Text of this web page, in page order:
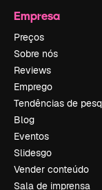
Empresa
Preços
Sobre nós
Reviews
Emprego
Tendências de
Blog
Eventos
Slidesgo
Vender conteúdo
Sala de imprensa